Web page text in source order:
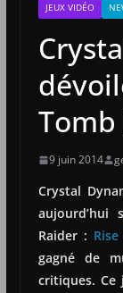
JEUX VIDÉO
Tomb
9 juin 2014
Crystal
Raider :
gagné de
critiques. Ce